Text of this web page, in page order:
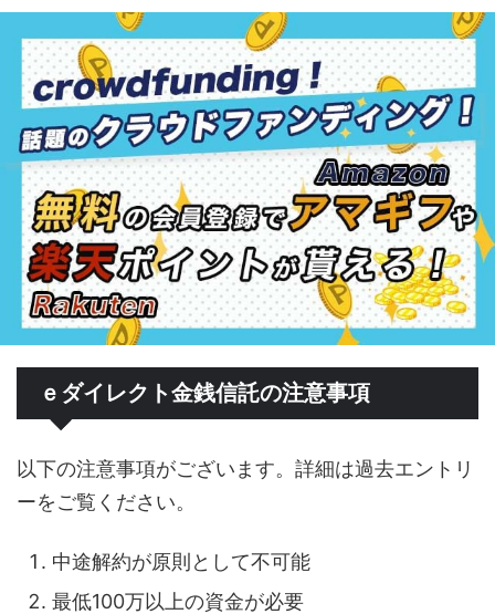
ｅダイレクト金銭信託の注意事項
以下の注意事項がございます。詳細は過去エントリ
ーをご覧ください。
中途解約が原則として不可能
最低100万以上の資金が必要